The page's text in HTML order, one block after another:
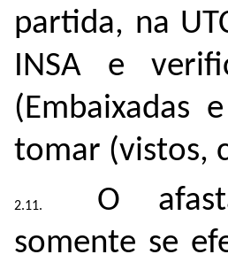
partida, na
INSA e
(Embaixadas
tomar (vistos,
O
somente se